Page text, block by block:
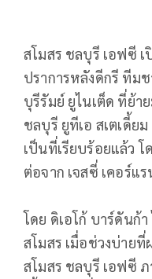
สโมสร ชลบุรี เอฟซี เ
ปราการหลังดีกรี ทีม
บุรีรัมย์ ยูไนเต็ด ที่ย้า
ชลบุรี ยูทีเอ สเตเดี้ย
เป็นที่เรียบร้อยแล้ว
ต่อจาก เจสซี่ เคอร์แร
โดย ดิเอโก้ บาร์ดันก้
สโมสร เมื่อช่วงบ่าย
สโมสร ชลบุรี เอฟซี